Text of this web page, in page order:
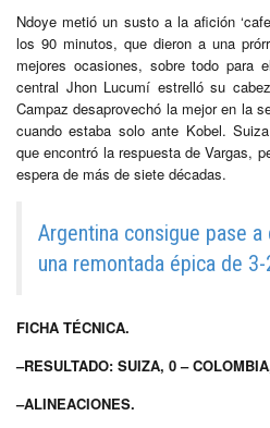
Ndoye metió un susto a la afición
los 90 minutos, que dieron a una
mejores ocasiones, sobre todo para
central Jhon Lucumí estrelló su
Campaz desaprovechó la mejor en la
cuando estaba solo ante Kobel.
que encontró la respuesta de Vargas,
espera de más de siete décadas.
Argentina consigue pase
una remontada épica de
FICHA TÉCNICA.
–RESULTADO: SUIZA, 0 –
–ALINEACIONES.